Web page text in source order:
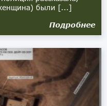
были [...]
Подробнее